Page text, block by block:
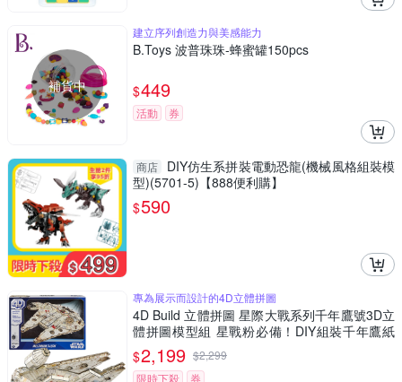
補貨中
建立序列創造力與美感能力
B.Toys 波普珠珠-蜂蜜罐150pcs
$449
活動 券
商店
DIY仿生系拼裝電動恐龍(機械風格組裝模
型)(5701-5)【888便利購】
$590
專為展示而設計的4D立體拼圖
4D Build 立體拼圖 星際大戰系列千年鷹號3D立
體拼圖模型組 星戰粉必備！DIY組裝千年鷹紙
模型 細節逼真 無需工具
$2,199 $2,299
限時下殺
券